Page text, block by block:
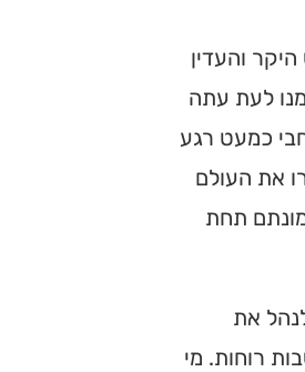
והעדין
לעת עתה
כמעט רגע
את העולם
תחת
את
רוחות. מי